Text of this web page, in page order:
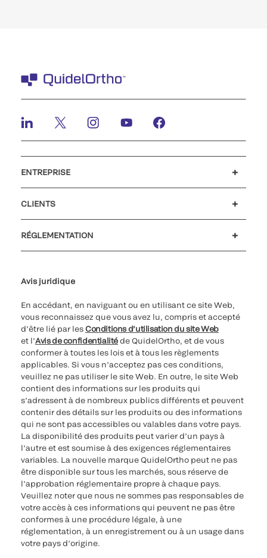
ENTREPRISE
CLIENTS
RÉGLEMENTATION
Avis juridique
En accédant, en naviguant ou en utilisant ce site Web,
vous reconnaissez que vous avez lu, compris et accepté
d’être lié par lesConditions d’utilisation du site Web
et l’Avis de confidentialitéde QuidelOrtho, et de vous
conformer à toutes les lois et à tous les règlements
applicables. Si vous n’acceptez pas ces conditions,
veuillez ne pas utiliser le site Web. En outre, le site Web
contient des informations sur les produits qui
s’adressent à de nombreux publics différents et peuvent
contenir des détails sur les produits ou des informations
qui ne sont pas accessibles ou valables dans votre pays.
La disponibilité des produits peut varier d’un pays à
l’autre et est soumise à des exigences réglementaires
variables. La nouvelle marque QuidelOrtho peut ne pas
être disponible sur tous les marchés, sous réserve de
l’approbation réglementaire propre à chaque pays.
Veuillez noter que nous ne sommes pas responsables de
votre accès à ces informations qui peuvent ne pas être
conformes à une procédure légale, à une
réglementation, à un enregistrement ou à un usage dans
votre pays d’origine.